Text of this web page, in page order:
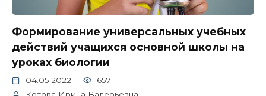
Формирование универсальных учебных
действий учащихся основной школы на
уроках биологии
04.05.2022
657